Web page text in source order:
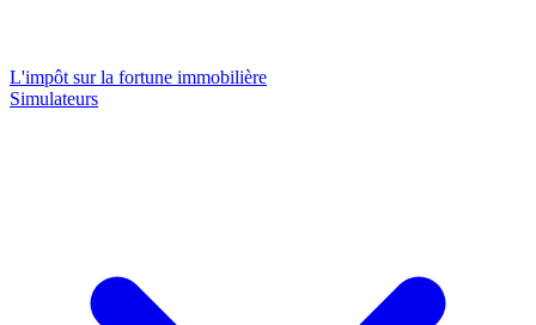
L'impôt sur la fortune immobilière
Simulateurs